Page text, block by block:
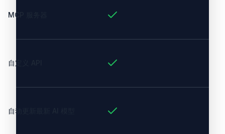
MCP 服务器
自定义 API
自动更新最新 AI 模型